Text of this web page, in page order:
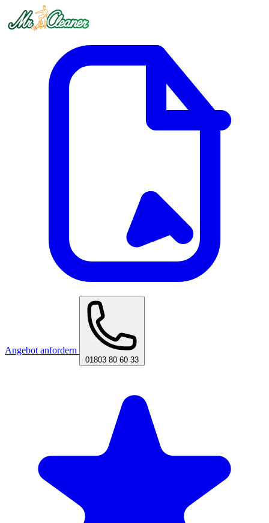
Angebot anfordern
01803 80 60 33